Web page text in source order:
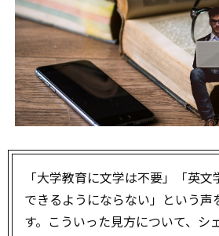
「大学教育に文学は不要」「英
できるようにならない」という声
す。こういった見方について、シ